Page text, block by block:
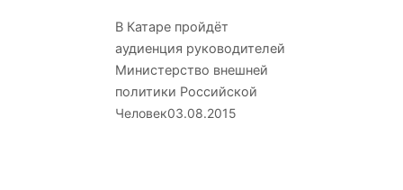
В Катаре пройдёт
аудиенция руководителей
Министерство внешней
политики Российской
Человек03.08.2015